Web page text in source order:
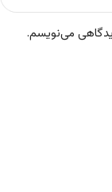
می‌نویسم.